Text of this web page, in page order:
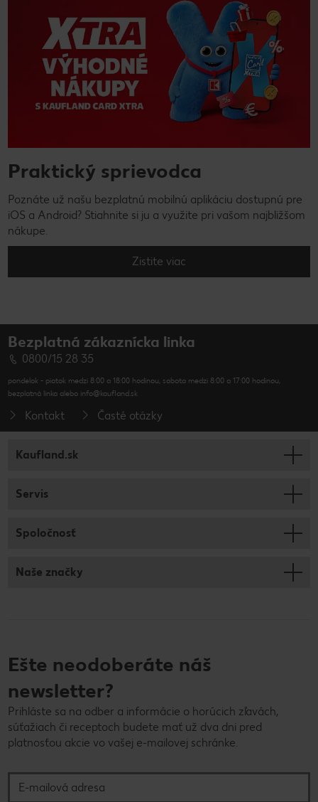
Praktický sprievodca
Poznáte už našu bezplatnú mobilnú aplikáciu dostupnú pre
iOS a Android? Stiahnite si ju a využite pri vašom najbližšom
nákupe.
Zistite viac
Bezplatná zákaznícka linka
0800/15 28 35
pondelok - piatok medzi 8:00 a 18:00 hodinou, sobota medzi 8:00 a 17:00 hodinou,
bezplatná linka alebo info@kaufland.sk
Kontakt Časté otázky
Kaufland.sk
Servis
Spoločnosť
Naše značky
Ešte neodoberáte náš
newsletter?
Prihláste sa na odber a informácie o horúcich zľavách,
súťažiach či receptoch budete mať už dva dni pred
platnosťou akcie vo vašej e-mailovej schránke.